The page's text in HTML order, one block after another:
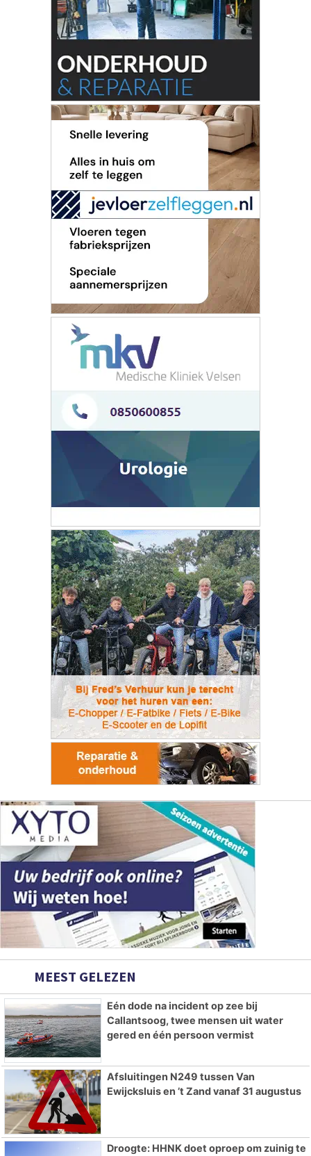
MEEST GELEZEN
Eén dode na incident op zee bij
Callantsoog, twee mensen uit water
gered en één persoon vermist
Afsluitingen N249 tussen Van
Ewijcksluis en ’t Zand vanaf 31 augustus
Droogte: HHNK doet oproep om zuinig te